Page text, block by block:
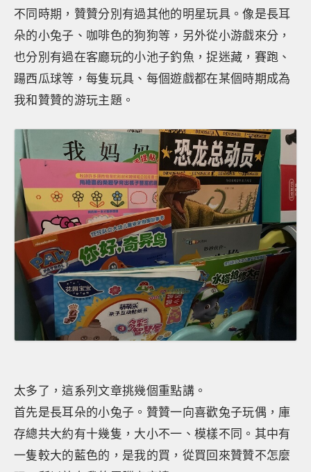
不同時期，贊贊分別有過其他的明星玩具。像是長耳
朵的小兔子、咖啡色的狗狗等，另外從小游戲來分，
也分別有過在客廳玩的小池子釣魚，捉迷藏，賽跑、
踼西瓜球等，每隻玩具、每個遊戲都在某個時期成為
我和贊贊的游玩主題。
太多了，這系列文章挑幾個重點講。
首先是長耳朵的小兔子。贊贊一向喜歡兔子玩偶，庫
存總共大約有十幾隻，大小不一、模樣不同。其中有
一隻較大的藍色的，是我的買，從買回來贊贊不怎麼